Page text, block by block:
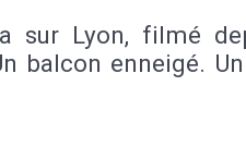
sur Lyon, filmé
balcon enneigé.